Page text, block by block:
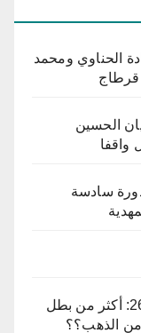
الدولي- الدورة 60: ميادة الحناوي ومحمد
قرطاج
الحسين
دورة سادسة
الألعاب المتوسطية تارنتو إيطاليا أوت 26: أكثر من بطل
من الذهب؟؟